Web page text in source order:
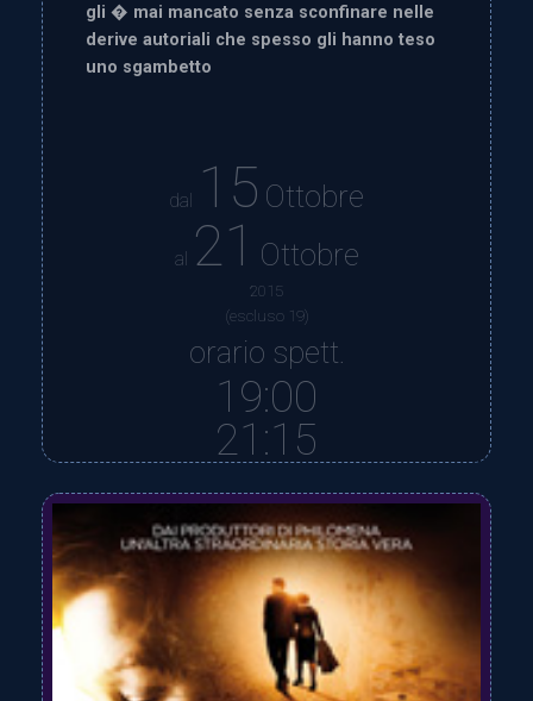
gli � mai mancato senza sconfinare nelle
derive autoriali che spesso gli hanno teso
uno sgambetto
dal 15 Ottobre
al 21 Ottobre
2015
(escluso 19)
orario spett.
19:00
21:15